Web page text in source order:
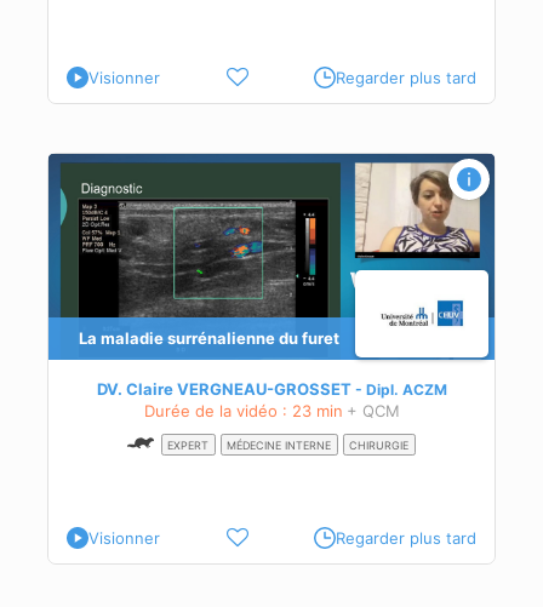
Visionner Regarder plus tard
La maladie surrénalienne du furet
DV. Claire VERGNEAU-GROSSET Dipl. ACZM
Durée de la vidéo : 23 min + QCM
EXPERT MÉDECINE INTERNE CHIRURGIE
Visionner Regarder plus tard